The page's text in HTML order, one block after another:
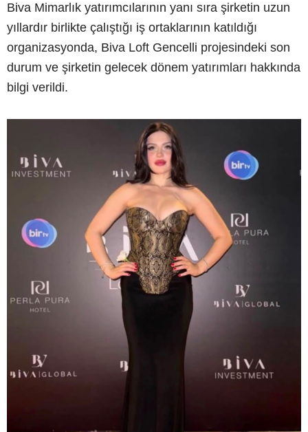
Biva Mimarlık yatırımcılarının yanı sıra şirketin uzun
yıllardır birlikte çalıştığı iş ortaklarının katıldığı
organizasyonda, Biva Loft Gencelli projesindeki son
durum ve şirketin gelecek dönem yatırımları hakkında
bilgi verildi.